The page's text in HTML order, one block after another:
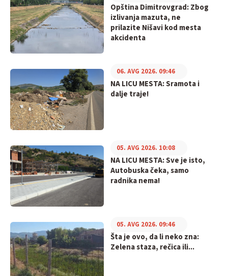
Opština Dimitrovgrad: Zbog
izlivanja mazuta, ne
prilazite Nišavi kod mesta
akcidenta
NA LICU MESTA: Sramota i
dalje traje!
06. AVG 2026. 09:46
NA LICU MESTA: Sve je isto,
Autobuska čeka, samo
radnika nema!
05. AVG 2026. 10:08
Šta je ovo, da li neko zna:
Zelena staza, rečica ili...
05. AVG 2026. 09:46